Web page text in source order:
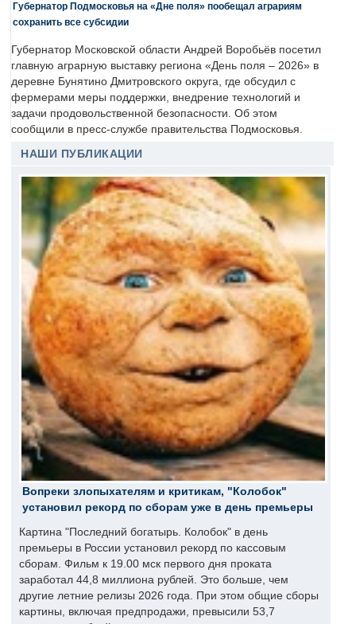
Губернатор Подмосковья на «Дне поля» пообещал аграриям
сохранить все субсидии
Губернатор Московской области Андрей Воробьёв посетил
главную аграрную выставку региона «День поля – 2026» в
деревне Бунятино Дмитровского округа, где обсудил с
фермерами меры поддержки, внедрение технологий и
задачи продовольственной безопасности. Об этом
сообщили в пресс-службе правительства Подмосковья.
НАШИ ПУБЛИКАЦИИ
Вопреки злопыхателям и критикам, "Колобок"
установил рекорд по сборам уже в день премьеры
Картина "Последний богатырь. Колобок" в день
премьеры в России установил рекорд по кассовым
сборам. Фильм к 19.00 мск первого дня проката
заработал 44,8 миллиона рублей. Это больше, чем
другие летние релизы 2026 года. При этом общие сборы
картины, включая предпродажи, превысили 53,7